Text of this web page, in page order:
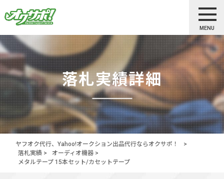
MENU
落札実績詳細
ヤフオク代行、Yahoo!オークション出品代行ならオクサポ！
>
落札実績 > オーディオ機器 >
メタルテープ 15本セット/カセットテープ